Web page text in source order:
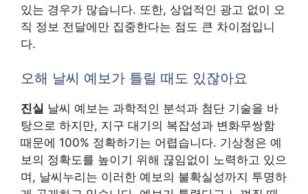
있는 경우가 많습니다. 또한, 상업적인 광고 없이 오
직 정보 전달에만 집중한다는 점도 큰 차이점입니
다.
오해 날씨 예보가 틀릴 때도 있잖아요
진실 날씨 예보는 과학적인 분석과 첨단 기술을 바
탕으로 하지만, 지구 대기의 복잡성과 변화무쌍함
때문에 100% 정확하기는 어렵습니다. 기상청은 예
보의 정확도를 높이기 위해 끊임없이 노력하고 있으
며, 날씨누리는 이러한 예보의 불확실성까지 투명하